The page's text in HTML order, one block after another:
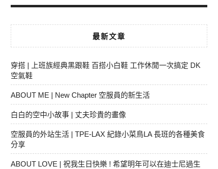
最新文章
穿搭 | 上班族經典黑跟鞋 百搭小白鞋 工作休閒一次搞定 DK
空氣鞋
ABOUT ME | New Chapter 空服員的新生活
白白的空中小故事 | 丈夫珍貴的畫像
空服員的外站生活 | TPE-LAX 紀錄小菜鳥LA 長班的各種美食
分享
ABOUT LOVE | 祝我生日快樂 ! 希望明年可以在迪士尼過生